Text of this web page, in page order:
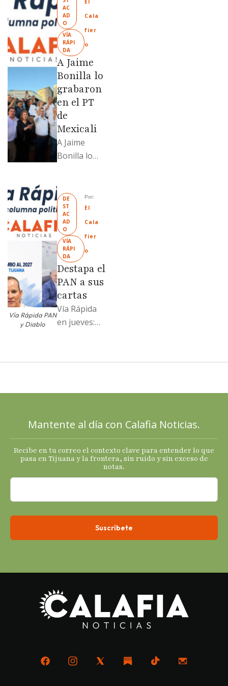
s de
prescripción
positiva; uno
fue
revendido
329% por
encima …
AC
AD
O
VÍA
RÁPI
DA
El
Cala
fier
o
A Jaime
Bonilla lo
grabaron
en el PT
de
Mexicali
A Jaime
Bonilla lo
Mexicali;
Llamadme
Ruffo
“Mandela”;
Evangelina
Moreno no
soportó; Los
…
Vía Rápida PAN
y Diablo
DE
ST
AC
AD
O
VÍA
RÁPI
DA
Por:
El
Cala
fier
o
Destapa el
PAN a sus
cartas
Vía Rápida
en jueves:
cartas; El
Mantente al día con Calafia Noticias.
Recibe en tu correo el contexto clave para entender lo que
pasa en Tijuana y la frontera, sin ruido y sin exceso de
notas.